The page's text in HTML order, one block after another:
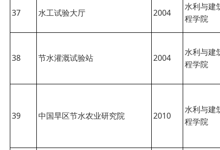
37 水工试验大厅 2004
水利与建
程学院
38 节水灌溉试验站 2004
水利与建
程学院
39 中国旱区节水农业研究院 2010
水利与建
程学院